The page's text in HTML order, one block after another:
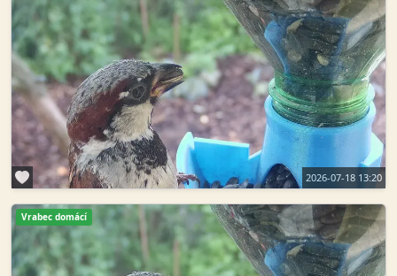
2026-07-18 13:20
Vrabec domácí